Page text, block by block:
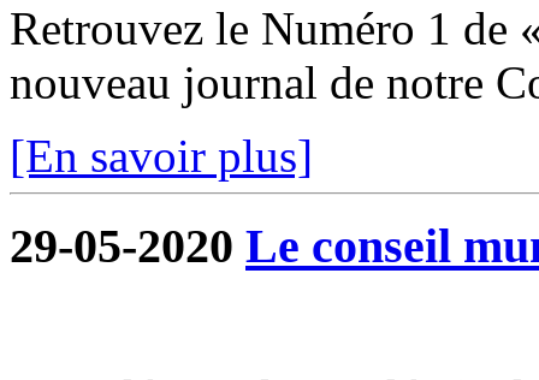
Retrouvez le Numéro 1 de
nouveau journal de notre
[En savoir plus]
29-05-2020 Le conseil